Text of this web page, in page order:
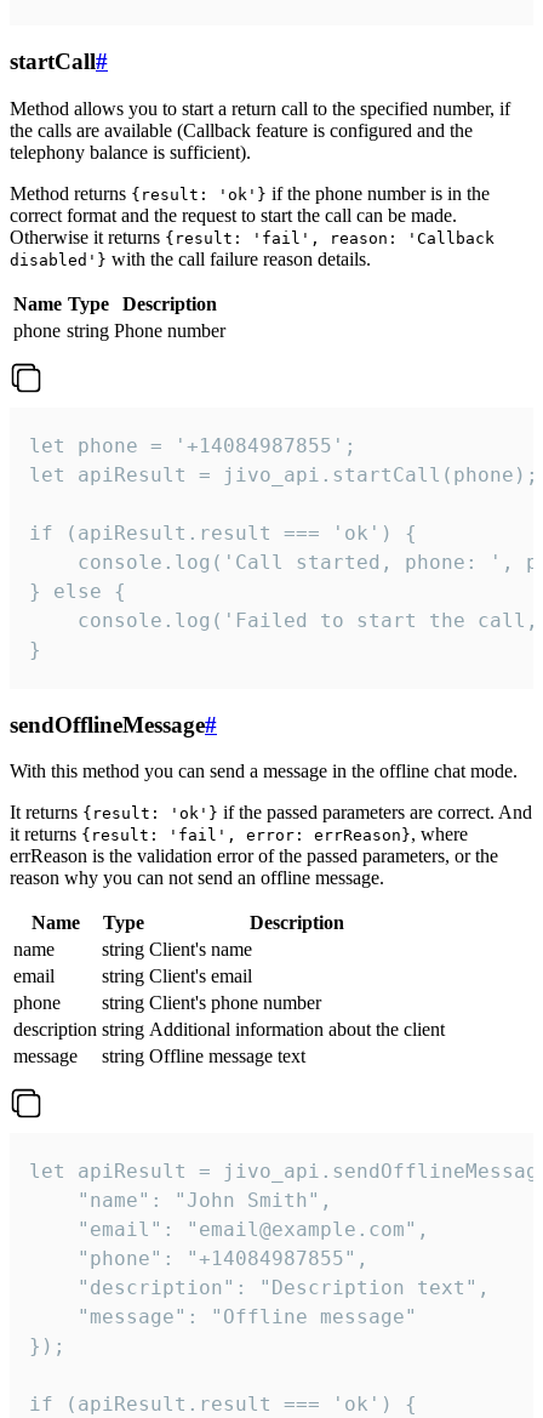
startCall#
Method allows you to start a return call to the specified number, if
the calls are available (Callback feature is configured and the
telephony balance is sufficient).
Method returns {result: 'ok'} if the phone number is in the
correct format and the request to start the call can be made.
Otherwise it returns {result: 'fail', reason: 'Callback
disabled'} with the call failure reason details.
Name Type
Description
phone string Phone number
let phone = '+14084987855';
let apiResult = jivo_api.startCall(phone);
if (apiResult.result === 'ok') {
console.log('Call started, phone: ',
} else {
console.log('Failed to start the
}
sendOfflineMessage#
With this method you can send a message in the offline chat mode.
It returns {result: 'ok'} if the passed parameters are correct. And
it returns {result: 'fail', error: errReason}, where
errReason is the validation error of the passed parameters, or the
reason why you can not send an offline message.
Name Type
Description
name
string Client's name
email
string Client's email
phone
string Client's phone number
description string Additional information about the client
message
string Offline message text
let apiResult =
    "name": "John Smith",
    "email": "email@example.com",
    "phone": "+14084987855",
    "description": "Description text",
    "message": "Offline message"
});
if (apiResult.result === 'ok') {